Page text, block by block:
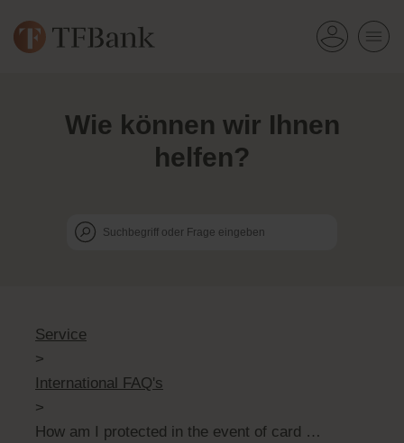
Wie können wir Ihnen
helfen?
Service
>
International FAQ's
>
How am I protected in the event of card misuse?